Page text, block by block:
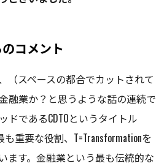
コメント
（スペースの都合でカットされて
融業か？と思うような話の連続で
ドであるCDTOというタイトル
重要な役割、T=Transformationを
ます。金融業という最も伝統的な